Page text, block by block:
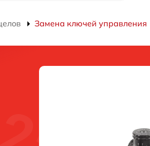
Замена ключей управления